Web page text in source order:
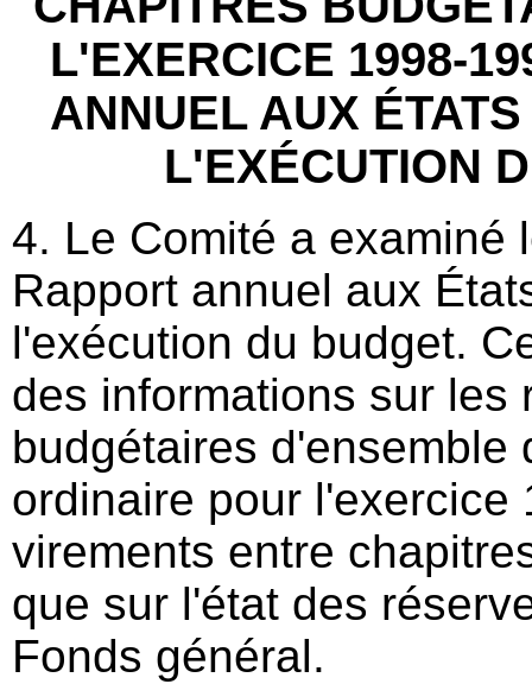
L'EXERCICE 1998-
ANNUEL AUX
L'EXÉCUTION
4. Le Comité a examiné
Rapport annuel aux
l'exécution du budget.
des informations sur les
budgétaires d'ensemble
ordinaire pour l'exercice
virements entre
que sur l'état des
Fonds général.